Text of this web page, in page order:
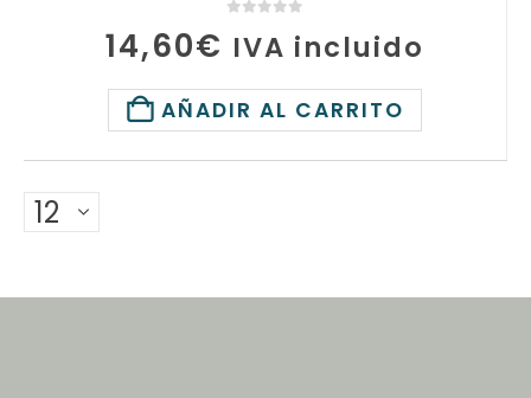
14,60€ IVA incluido
AÑADIR AL CARRITO